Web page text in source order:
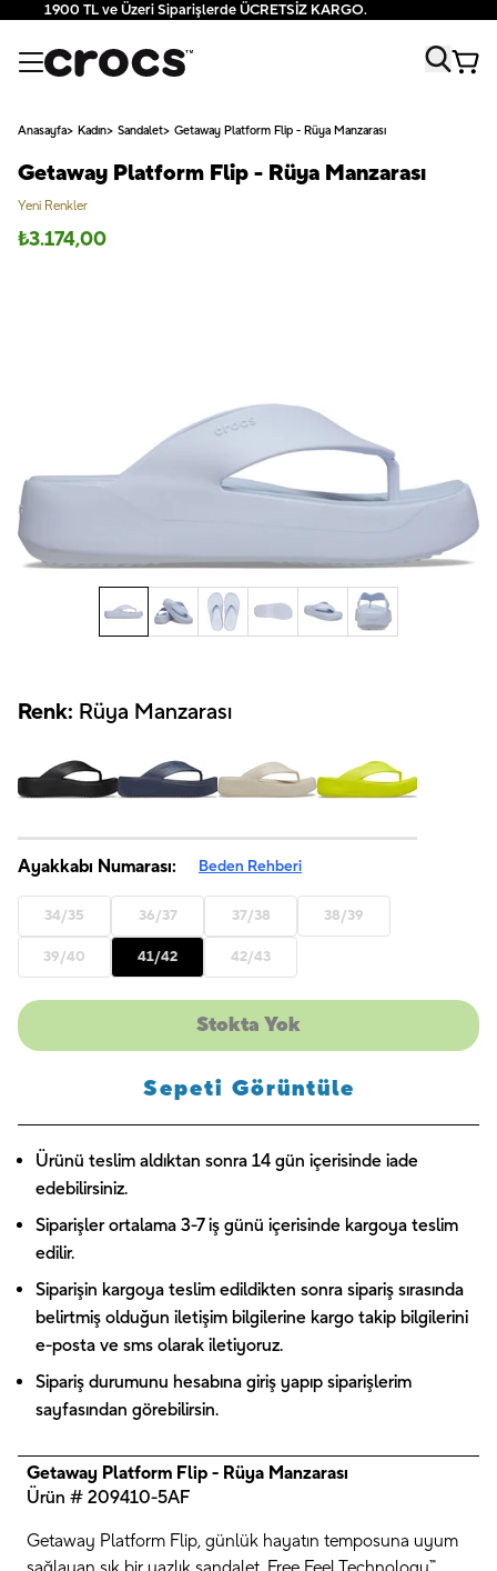
1900 TL ve Üzeri Siparişlerde ÜCRETSİZ KARGO.
Anasayfa Kadın Sandalet Getaway Platform Flip - Rüya Manzarası
Getaway Platform Flip - Rüya Manzarası
Yeni Renkler
₺3.174,00
Renk: Rüya Manzarası
Ayakkabı Numarası: Beden Rehberi
34/35 36/37 37/38 38/39
39/40 41/42 42/43
Stokta Yok
Sepeti Görüntüle
Ürünü teslim aldıktan sonra 14 gün içerisinde iade
edebilirsiniz.
Siparişler ortalama 3-7 iş günü içerisinde kargoya teslim
edilir.
Siparişin kargoya teslim edildikten sonra sipariş sırasında
belirtmiş olduğun iletişim bilgilerine kargo takip bilgilerini
e-posta ve sms olarak iletiyoruz.
Sipariş durumunu hesabına giriş yapıp siparişlerim
sayfasından görebilirsin.
Getaway Platform Flip - Rüya Manzarası
Ürün # 209410-5AF
Getaway Platform Flip, günlük hayatın temposuna uyum